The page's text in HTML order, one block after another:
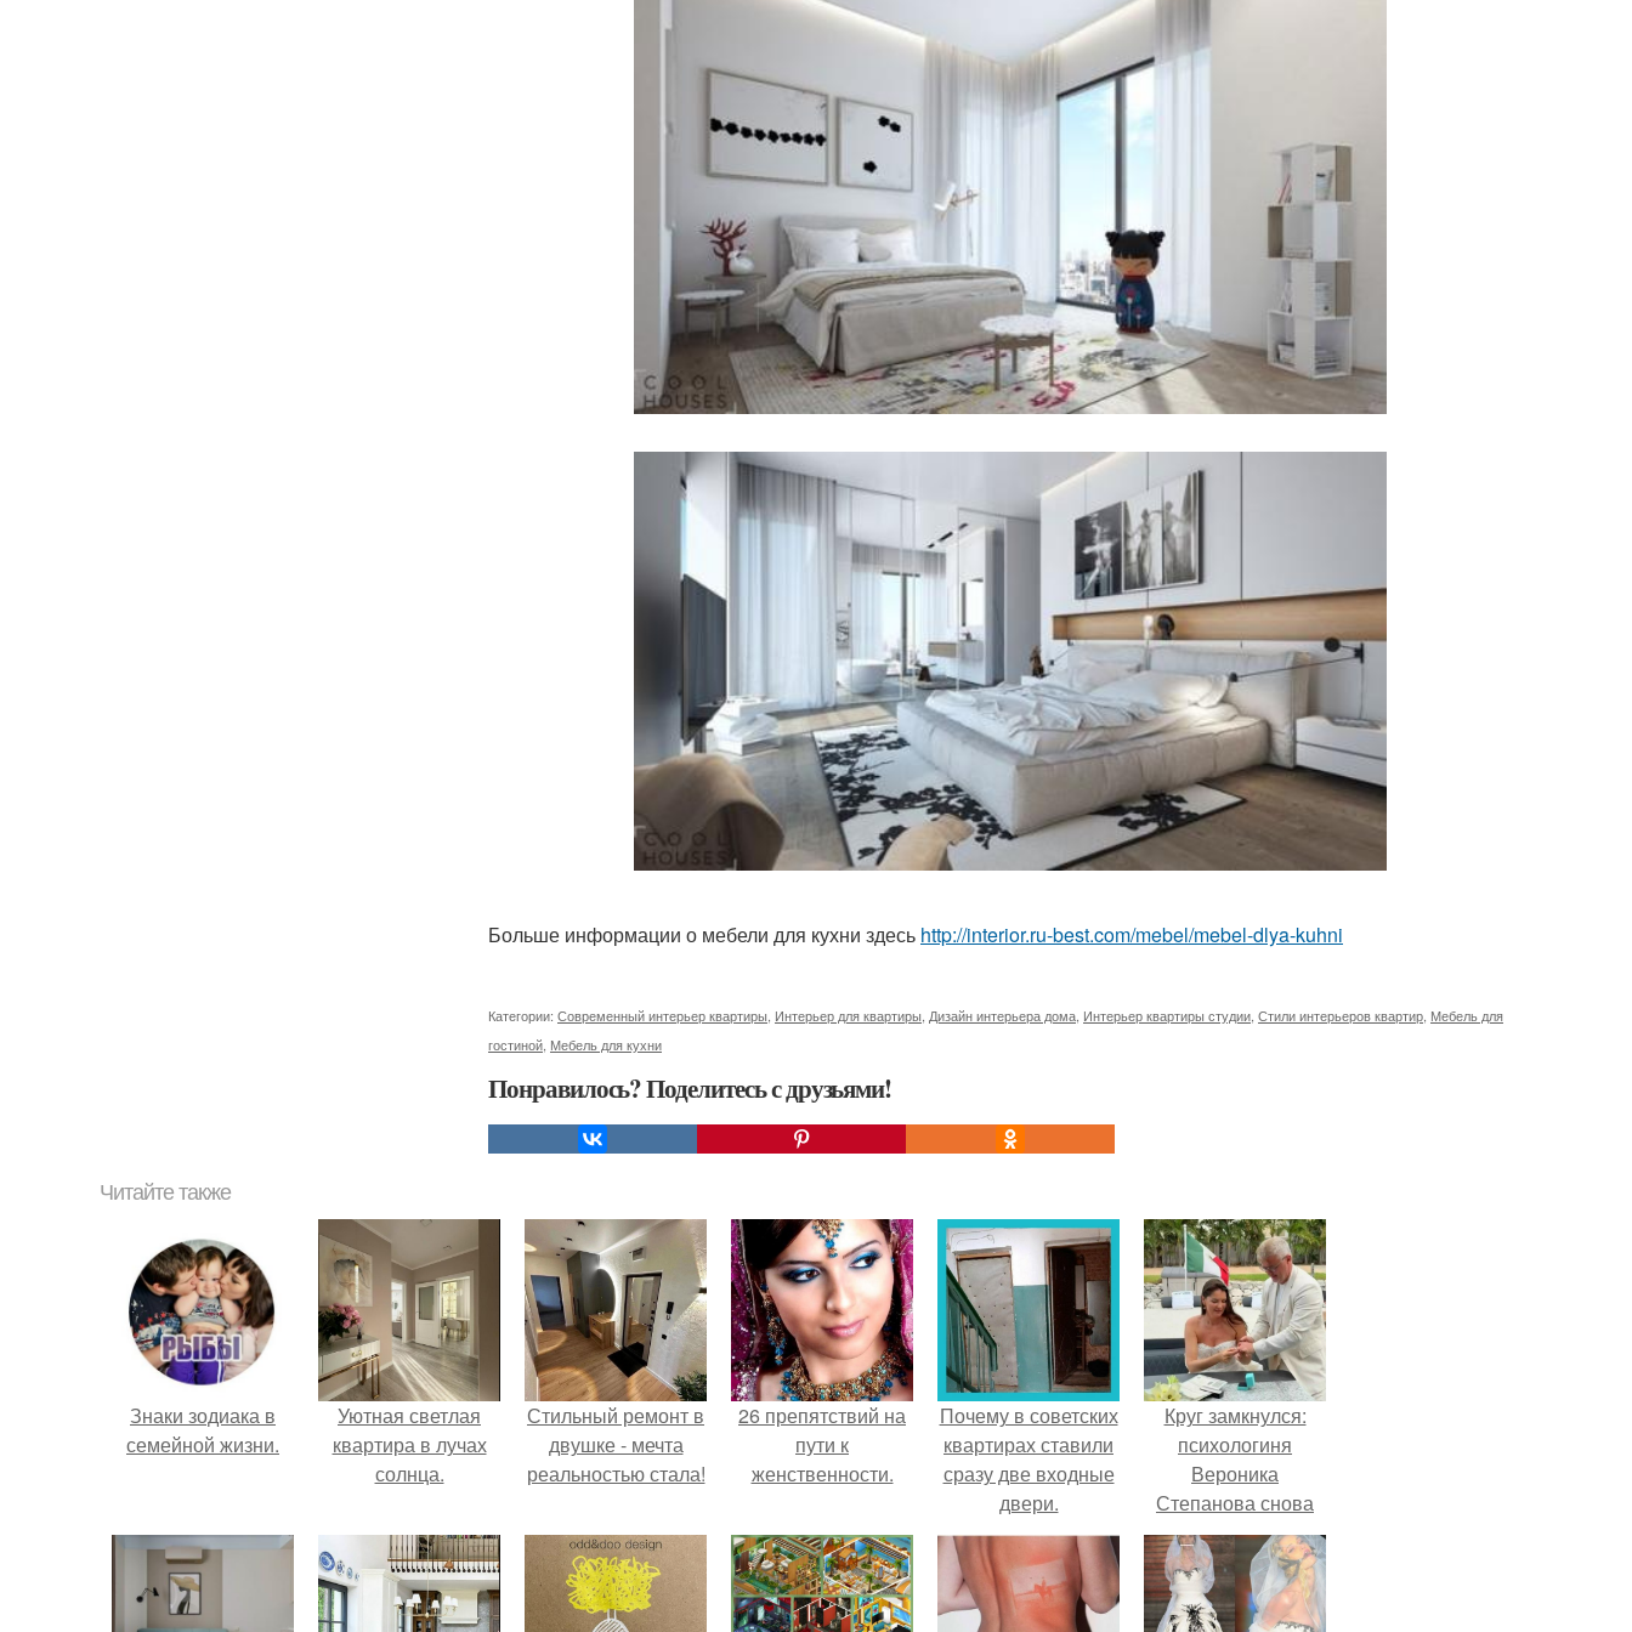
Больше информации о мебели для кухни здесь http://interior.ru-best.com/mebel/mebel-dlya-kuhni
Категории: Современный интерьер квартиры Интерьер для квартиры Дизайн интерьера дома Интерьер квартиры студии Стили интерьеров квартир Мебель для
гостиной Мебель для кухни
Понравилось? Поделитесь с друзьями!
Читайте также
Знаки зодиака в
семейной жизни.
Уютная светлая
квартира в лучах
солнца.
Стильный ремонт в
двушке - мечта
реальностью стала!
26 препятствий на
пути к
женственности.
Почему в советских
квартирах ставили
сразу две входные
двери.
Круг замкнулся:
психологиня
Вероника
Степанова снова
вышла замуж за
собственного
бывшего мужа.